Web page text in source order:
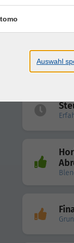
Auswahl